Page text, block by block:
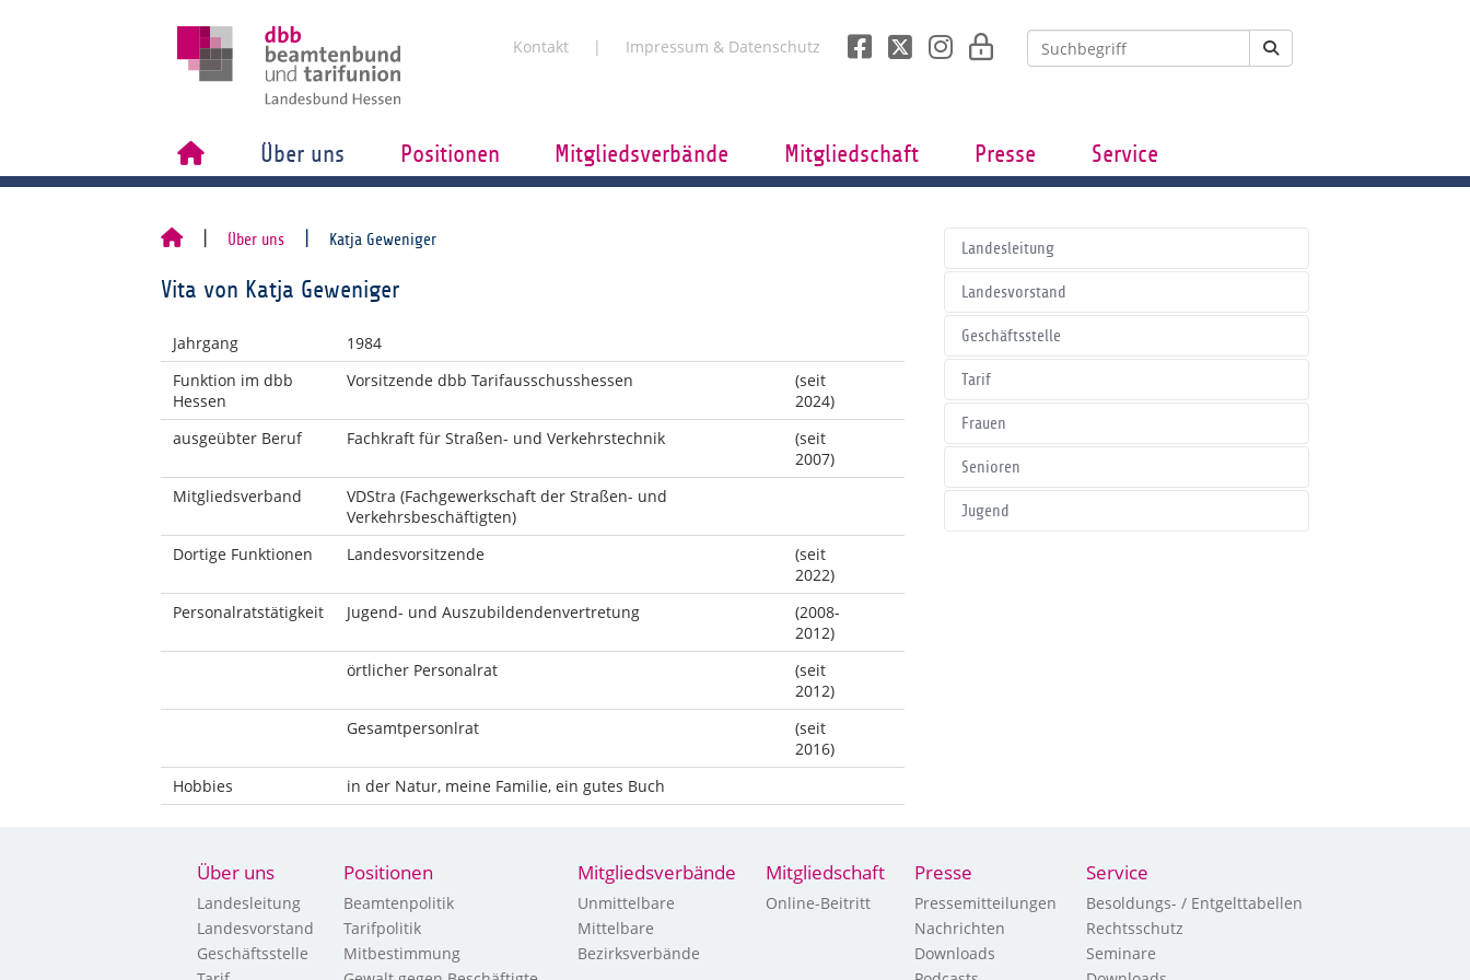
Kontakt Impressum & Datenschutz
Über uns Positionen Mitgliedsverbände Mitgliedschaft Presse Service
Über uns Katja Geweniger
Vita von Katja Geweniger
Jahrgang
1984
Funktion im dbb
Hessen
Vorsitzende dbb Tarifausschusshessen
(seit
2024)
ausgeübter Beruf
Fachkraft für Straßen- und Verkehrstechnik
(seit
2007)
Mitgliedsverband
VDStra (Fachgewerkschaft der Straßen- und
Verkehrsbeschäftigten)
Dortige Funktionen
Landesvorsitzende
(seit
2022)
Personalratstätigkeit
Jugend- und Auszubildendenvertretung
(2008-
2012)
örtlicher Personalrat
(seit
2012)
Gesamtpersonlrat
(seit
2016)
Hobbies
in der Natur, meine Familie, ein gutes Buch
Landesleitung
Landesvorstand
Geschäftsstelle
Tarif
Frauen
Senioren
Jugend
Über uns
Landesleitung
Landesvorstand
Geschäftsstelle
Positionen
Beamtenpolitik
Tarifpolitik
Mitbestimmung
Mitgliedsverbände
Unmittelbare
Mittelbare
Bezirksverbände
Mitgliedschaft
Online-Beitritt
Presse
Pressemitteilungen
Nachrichten
Downloads
Service
Besoldungs- / Entgelttabellen
Rechtsschutz
Seminare